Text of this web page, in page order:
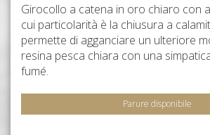
Girocollo a catena in oro chiaro con
cui particolarità è la chiusura a
permette di agganciare un ulteriore
resina pesca chiara con una
fumé.
Parure disponibile